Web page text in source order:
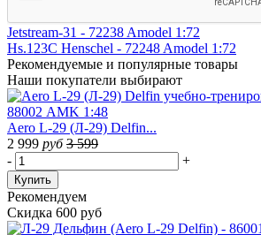
Jetstream-31 - 72238 Amodel 1:72
Hs.123C Henschel - 72248 Amodel 1:72
Рекомендуемые и популярные товары
Наши покупатели выбирают
Aero L-29 (Л-29) Delfin...
2 999 руб 3 599
-
+
Купить
Рекомендуем
Скидка 600 руб